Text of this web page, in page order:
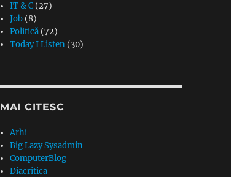
IT & C (27)
Job (8)
Politică (72)
Today I Listen (30)
MAI CITESC
Arhi
Big Lazy Sysadmin
ComputerBlog
Diacritica